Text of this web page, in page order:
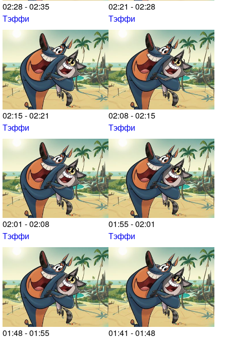
02:28 - 02:35
Тэффи
02:21 - 02:28
Тэффи
02:15 - 02:21
Тэффи
02:08 - 02:15
Тэффи
02:01 - 02:08
Тэффи
01:55 - 02:01
Тэффи
01:48 - 01:55
01:41 - 01:48